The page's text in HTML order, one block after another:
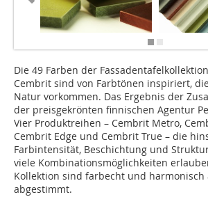
Die 49 Farben der
Cembrit sind von Farbtönen inspiriert,
Natur vorkommen. Das Ergebnis der
der preisgekrönten finnischen Agentur
Vier Produktreihen – Cembrit Metro,
Cembrit Edge und Cembrit True – die
Farbintensität, Beschichtung und
viele Kombinationsmöglichkeiten
Kollektion sind farbecht und
abgestimmt.